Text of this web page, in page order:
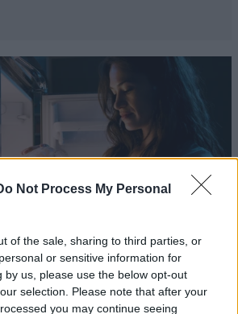
Not Process My Personal
of the sale, sharing to third parties, or
or sensitive information for
by us, please use the below opt-out
selection. Please note that after your
you may continue seeing
08:32